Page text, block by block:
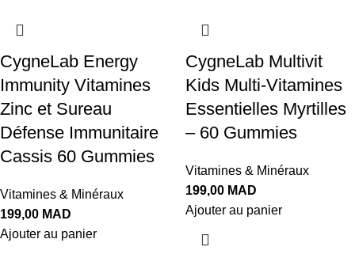
CygneLab Energy
Immunity Vitamines
Zinc et Sureau
Défense Immunitaire
Cassis 60 Gummies
Vitamines & Minéraux
199,00 MAD
Ajouter au panier
CygneLab Multivit
Kids Multi-Vitamines
Essentielles Myrtilles
– 60 Gummies
Vitamines & Minéraux
199,00 MAD
Ajouter au panier